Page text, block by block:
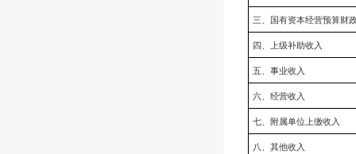
三、国有资本经营预算财
四、上级补助收入
五、事业收入
六、经营收入
七、附属单位上缴收入
八、其他收入